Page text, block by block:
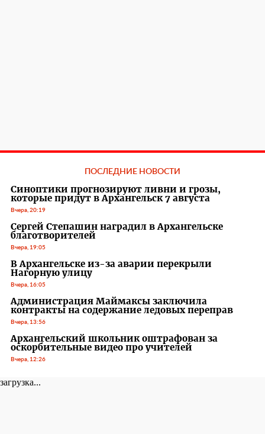
ПОСЛЕДНИЕ НОВОСТИ
Синоптики прогнозируют ливни и грозы,
которые придут в Архангельск 7 августа
Вчера, 20:19
Сергей Степашин наградил в Архангельске
благотворителей
Вчера, 19:05
В Архангельске из-за аварии перекрыли
Нагорную улицу
Вчера, 16:05
Администрация Маймаксы заключила
контракты на содержание ледовых переправ
Вчера, 13:56
Архангельский школьник оштрафован за
оскорбительные видео про учителей
Вчера, 12:26
загрузка...